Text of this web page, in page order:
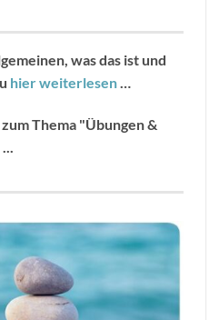
was das ist und
hier weiterlesen…
Thema "Übungen &
...